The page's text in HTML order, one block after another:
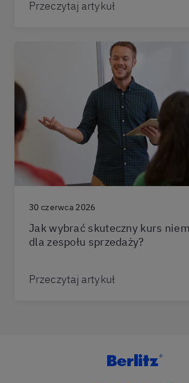
Przeczytaj artykuł
30 czerwca 2026
Jak wybrać skuteczny kurs
dla zespołu sprzedaży?
Przeczytaj artykuł